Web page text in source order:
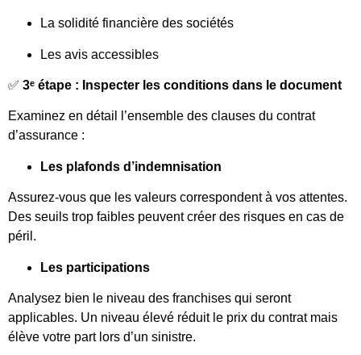
La solidité financière des sociétés
Les avis accessibles
✅ 3ᵉ étape : Inspecter les conditions dans le document
Examinez en détail l’ensemble des clauses du contrat
d’assurance :
Les plafonds d’indemnisation
Assurez-vous que les valeurs correspondent à vos attentes.
Des seuils trop faibles peuvent créer des risques en cas de
péril.
Les participations
Analysez bien le niveau des franchises qui seront
applicables. Un niveau élevé réduit le prix du contrat mais
élève votre part lors d’un sinistre.